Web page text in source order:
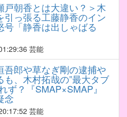
戸朝香とは大違い？＞木
引っ張る工藤静香のイン
号「静香は出しゃばる
芸能
吾郎や草なぎ剛の逮捕や
も、木村拓哉の”最大タブ
ず？『SMAP×SMAP』
念
芸能